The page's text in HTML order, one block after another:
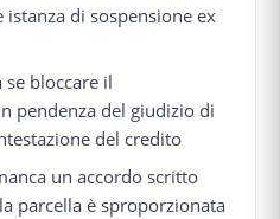
istanza di sospensione ex
bloccare il
pendenza del giudizio di
del credito
un accordo scritto
parcella è sproporzionata